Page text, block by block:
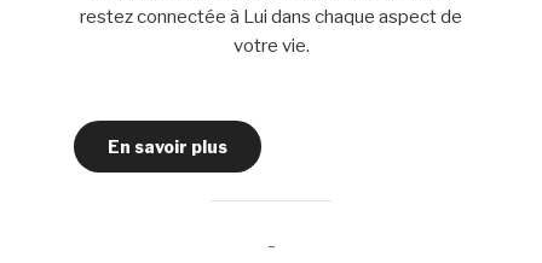
restez connectée à Lui dans chaque aspect de
votre vie.
En savoir plus
-